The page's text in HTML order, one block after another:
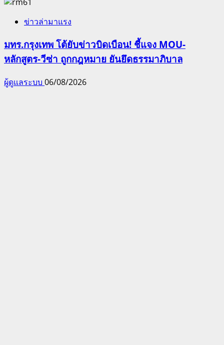
ข่าวล่ามาแรง
มทร.กรุงเทพ โต้ยับข่าวบิดเบือน! ชี้แจง MOU-
หลักสูตร-วีซ่า ถูกกฎหมาย ยันยึดธรรมาภิบาล
ผู้ดูแลระบบ 06/08/2026